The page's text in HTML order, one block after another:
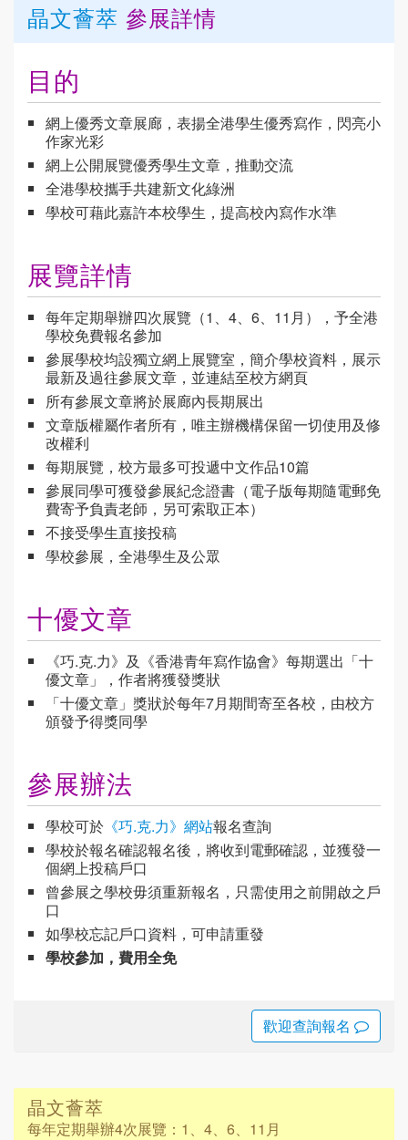
晶文薈萃 參展詳情
目的
網上優秀文章展廊，表揚全港學生優秀寫作，閃亮小
作家光彩
網上公開展覽優秀學生文章，推動交流
全港學校攜手共建新文化綠洲
學校可藉此嘉許本校學生，提高校內寫作水準
展覽詳情
每年定期舉辦四次展覽（1、4、6、11月），予全港
學校免費報名參加
參展學校均設獨立網上展覽室，簡介學校資料，展示
最新及過往參展文章，並連結至校方網頁
所有參展文章將於展廊內長期展出
文章版權屬作者所有，唯主辦機構保留一切使用及修
改權利
每期展覽，校方最多可投遞中文作品10篇
參展同學可獲發參展紀念證書（電子版每期隨電郵免
費寄予負責老師，另可索取正本）
不接受學生直接投稿
學校參展，全港學生及公眾
十優文章
《巧.克.力》及《香港青年寫作協會》每期選出「十
優文章」，作者將獲發獎狀
「十優文章」獎狀於每年7月期間寄至各校，由校方
頒發予得獎同學
參展辦法
學校可於 《巧.克.力》網站報名查詢
學校於報名確認報名後，將收到電郵確認，並獲發一
個網上投稿戶口
曾參展之學校毋須重新報名，只需使用之前開啟之戶
口
如學校忘記戶口資料，可申請重發
學校參加，費用全免
歡迎查詢報名
晶文薈萃
每年定期舉辦4次展覽： 1、4、6、11月